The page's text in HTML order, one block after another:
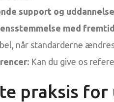
support og
med
når standarderne
Kan du give os
praksis